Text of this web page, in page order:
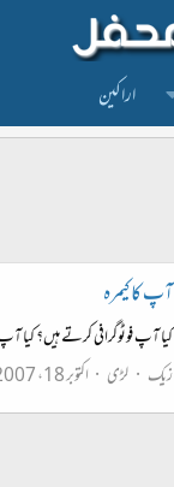
اراکین
آپ کا کیمرہ
کیا آپ فوٹوگرافی کرتے ہیں؟ کیا
زیک
لڑی اکتوبر 18، 2007